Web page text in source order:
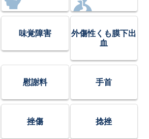
味覚障害
外傷性くも膜下出
血
慰謝料 手首
挫傷 捻挫